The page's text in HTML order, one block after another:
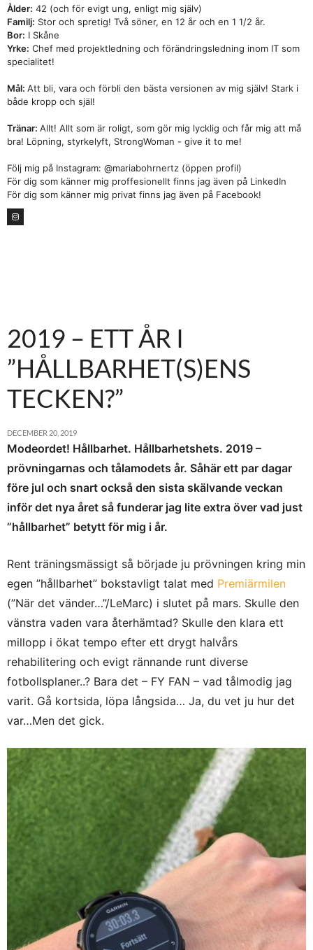
Ålder: 42 (och för evigt ung, enligt mig själv)
Familj: Stor och spretig! Två söner, en 12 år och en 1 1/2 år.
Bor: I Skåne
Yrke: Chef med projektledning och förändringsledning inom IT som
specialitet!
Mål: Att bli, vara och förbli den bästa versionen av mig själv! Stark i
både kropp och själ!
Tränar: Allt! Allt som är roligt, som gör mig lycklig och får mig att må
bra! Löpning, styrkelyft, StrongWoman - give it to me!
Följ mig på Instagram: @mariabohrnertz (öppen profil)
För dig som känner mig proffesionellt finns jag även på LinkedIn
För dig som känner mig privat finns jag även på Facebook!
2019 – ETT ÅR I
”HÅLLBARHET(S)ENS
TECKEN?”
DECEMBER 20, 2019
Modeordet! Hållbarhet. Hållbarhetshets. 2019 –
prövningarnas och tålamodets år. Såhär ett par dagar
före jul och snart också den sista skälvande veckan
inför det nya året så funderar jag lite extra över vad just
”hållbarhet” betytt för mig i år.
Rent träningsmässigt så började ju prövningen kring min
egen ”hållbarhet” bokstavligt talat med Premiärmilen
(”När det vänder…”/LeMarc) i slutet på mars. Skulle den
vänstra vaden vara återhämtad? Skulle den klara ett
millopp i ökat tempo efter ett drygt halvårs
rehabilitering och evigt rännande runt diverse
fotbollsplaner..? Bara det – FY FAN – vad tålmodig jag
varit. Gå kortsida, löpa långsida… Ja, du vet ju hur det
var…Men det gick.